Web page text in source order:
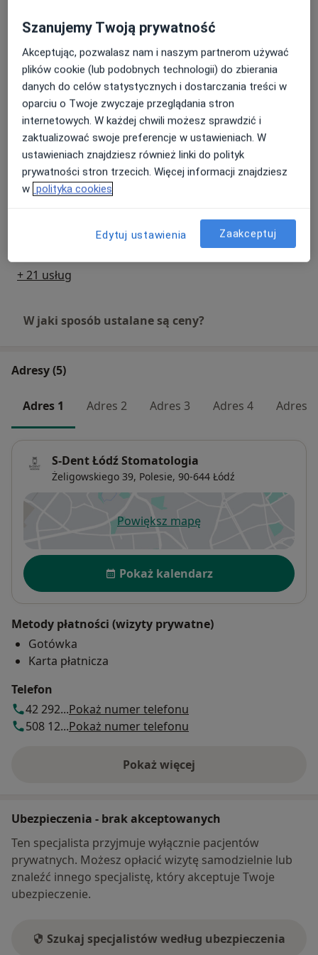
Chirurgia stomatologiczna
Szczegóły
Wycięcie przerostów błony śluzowej
Szczegóły
Usuwanie zębów
Szczegóły
Usunięcie zęba wielokorzeniowego mlecznego
+ 21 usług
W jaki sposób ustalane są ceny?
Adresy (5)
Adres 1 Adres 2 Adres 3 Adres 4 Adres 5
S-Dent Łódź Stomatologia
Żeligowskiego 39, Polesie, 90-644 Łódź
Powiększ mapęotwiera się w nowej karcie
Dostępność
Pokaż kalendarz
Metody płatności (wizyty prywatne)
Gotówka
Karta płatnicza
Telefon
42 292...Pokaż numer telefonu
508 12...Pokaż numer telefonu
Pokaż więcej
o adresie
Ubezpieczenia - brak akceptowanych
Ten specjalista przyjmuje wyłącznie pacjentów
prywatnych. Możesz opłacić wizytę samodzielnie lub
znaleźć innego specjalistę, który akceptuje Twoje
ubezpieczenie.
Szukaj specjalistów według ubezpieczenia
Szanujemy Twoją prywatność
Akceptując, pozwalasz nam i naszym partnerom używać
plików cookie (lub podobnych technologii) do zbierania
danych do celów statystycznych i dostarczania treści w
oparciu o Twoje zwyczaje przeglądania stron
internetowych. W każdej chwili możesz sprawdzić i
zaktualizować swoje preferencje w ustawieniach. W
ustawieniach znajdziesz również linki do polityk
prywatności stron trzecich. Więcej informacji znajdziesz
w polityka cookies
Edytuj ustawienia Zaakceptuj